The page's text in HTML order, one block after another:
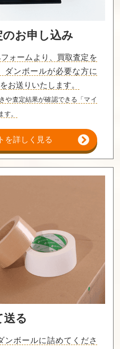
のお申し込み
ォームより、買取査定を
ダンボールが必要な方に
お送りいたします。
や査定結果が確認できる「マイ
す。
を詳しく見る
送る
ンボールに詰めてくださ